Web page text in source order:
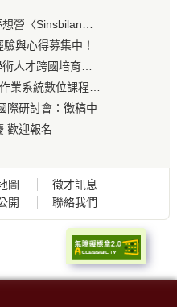
．傳承〉開放報名
驗與心得募集中！
育計畫甄選(9/20起報名)
位課程，歡迎線上報名
際研討會：徵稿中
歡迎報名
圖
徵才訊息
開 聯絡我們